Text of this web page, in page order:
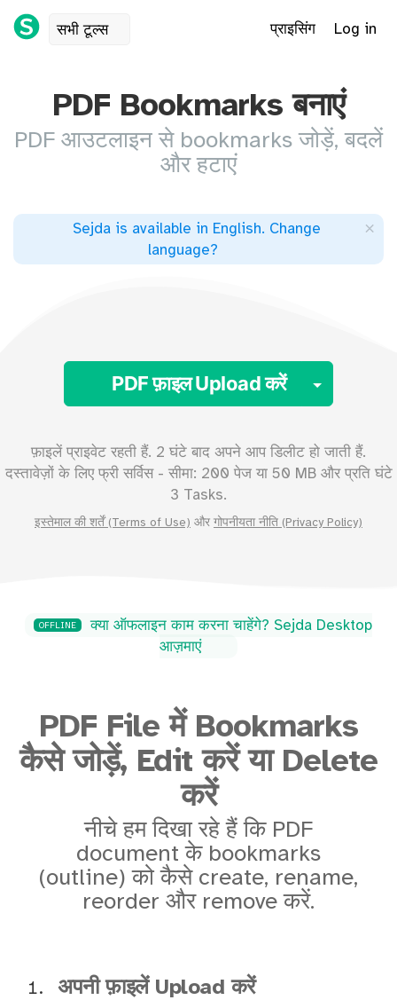
सभी टूल्स प्राइसिंग Log in
PDF Bookmarks बनाएं
PDF आउटलाइन से bookmarks जोड़ें, बदलें
और हटाएं
Sejda is available in English. Change
language?
×
PDF फ़ाइल Upload करें Toggle
फ़ाइलें प्राइवेट रहती हैं. 2 घंटे बाद अपने आप डिलीट हो जाती हैं.
दस्तावेज़ों के लिए फ्री सर्विस - सीमा: 200 पेज या 50 MB और प्रति घंटे
3 Tasks.
इस्तेमाल की शर्तें (Terms of Use) और गोपनीयता नीति (Privacy Policy)
OFFLINE
क्या ऑफलाइन काम करना चाहेंगे? Sejda Desktop
आज़माएं
PDF File में Bookmarks
कैसे जोड़ें, Edit करें या Delete
करें
नीचे हम दिखा रहे हैं कि PDF
document के bookmarks
(outline) को कैसे create, rename,
reorder और remove करें.
अपनी फ़ाइलें Upload करें